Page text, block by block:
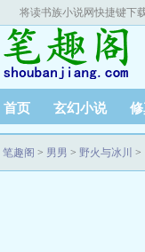
将读书族小说网快捷键下
首页 玄幻小说
笔趣阁 > 男男 > 野火与冰川 >